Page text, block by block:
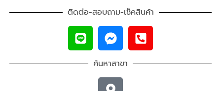
ติดต่อ-สอบถาม-เช็คสินค้า
ค้นหาสาขา